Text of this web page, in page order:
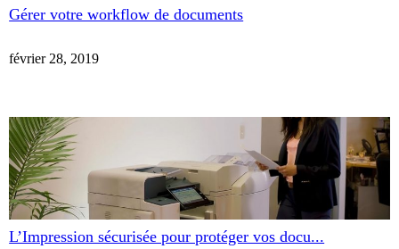
Gérer votre workflow de documents
février 28, 2019
L’Impression sécurisée pour protéger vos docu...